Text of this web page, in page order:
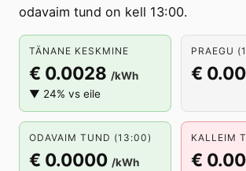
odavaim tund on kell 13:00.
TÄNANE KESKMINE
€ 0.0028 /kWh
▼ 24% vs eile
PRAEGU
€
ODAVAIM TUND (13:00)
€ 0.0000 /kWh
KALLEIM
€